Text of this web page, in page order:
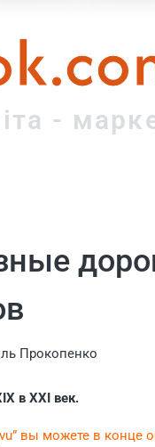
-
Прокопенко
в XXI век.
вы можете в конце